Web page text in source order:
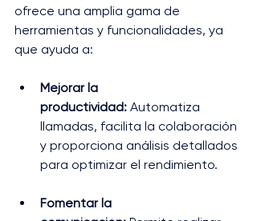
ofrece una amplia gama de
herramientas y funcionalidades, ya
que ayuda a:
Mejorar la
productividad: Automatiza
llamadas, facilita la colaboración
y proporciona análisis detallados
para optimizar el rendimiento.
Fomentar la